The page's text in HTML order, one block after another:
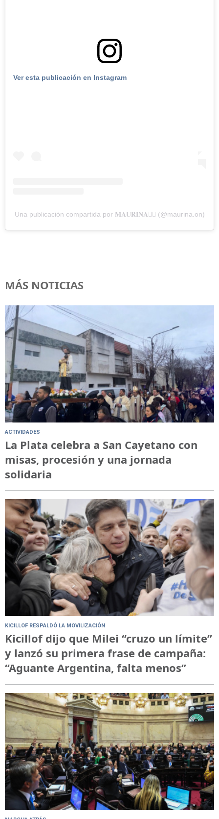
Ver esta publicación en Instagram
Una publicación compartida por 𝐌𝐀𝐔𝐑𝐈𝐍𝐀❤️‍🔥 (@maurina.on)
MÁS NOTICIAS
ACTIVIDADES
La Plata celebra a San Cayetano con
misas, procesión y una jornada
solidaria
KICILLOF RESPALDÓ LA MOVILIZACIÓN
Kicillof dijo que Milei “cruzo un límite”
y lanzó su primera frase de campaña:
“Aguante Argentina, falta menos”